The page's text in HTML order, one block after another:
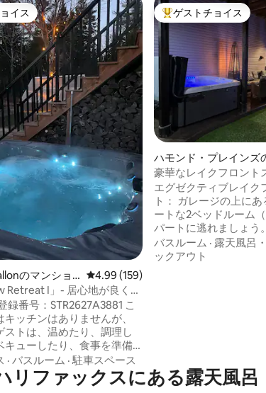
トチョイスです。
イス
のマンショ
レビュー159件、5つ星中4.99つ星の平
4.99 (159)
Retreat I」- 居心地が良く、
番号：STR2627A3881 こ
ッチンはありませんが、
ストは、温めたり、調理し
キューしたり、食事を準備
に十分な家電があると感じ
アコンは寝室の窓にのみ設
す。ジャグジーは他のユニ
· バスルーム ·駐車スペース
大好評のゲストチョイ
ゲストチョイス
ハモンド・プレインズ
トスイート
豪華なレイクフロント
ーとアメニティ！
エグゼクティブレイク
ト： ガレージの上にある豪華でプライベ
ートな2ベッドルーム
パートに逃れましょう
ための特別なアメニテ
す。 お楽しみください： 専用の露天風
スのダウンタウンまで
バスルーム · 露天風呂
ックアウト
リファックスにある露天風